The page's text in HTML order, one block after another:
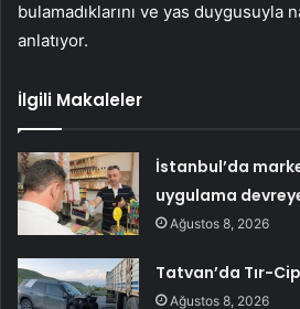
bulamadıklarını ve yas duygusuyla
anlatıyor.
İlgili Makaleler
İstanbul’da
uygulama
Ağustos 8, 2026
Tatvan’da Tır-
Ağustos 8, 2026